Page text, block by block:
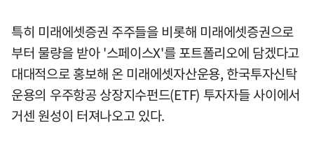
특히 미래에셋증권 주주들을 비롯해 미래에셋증권으로
부터 물량을 받아 '스페이스X'를 포트폴리오에 담겠다고
대대적으로 홍보해 온 미래에셋자산운용, 한국투자신탁
운용의 우주항공 상장지수펀드(ETF) 투자자들 사이에서
거센 원성이 터져나오고 있다.